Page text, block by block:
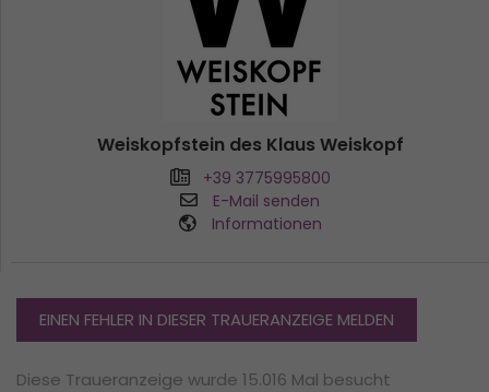
Weiskopfstein des Klaus Weiskopf
+39 3775995800
E-Mail senden
Informationen
EINEN FEHLER IN DIESER TRAUERANZEIGE MELDEN
Diese Traueranzeige wurde 15.016 Mal besucht